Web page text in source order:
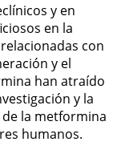
y en
en la
con
y el
han atraído
y la
la metformina
humanos.